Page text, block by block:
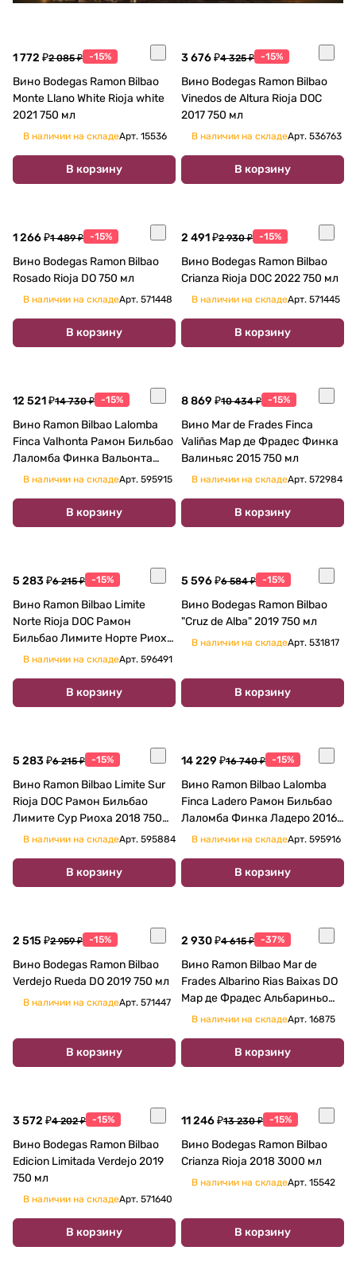
1 772 ₽2 085 ₽ -15%
Вино Bodegas Ramon Bilbao
Monte Llano White Rioja white
2021 750 мл
В наличии на складеАрт. 15536
В корзину
3 676 ₽4 325 ₽ -15%
Вино Bodegas Ramon Bilbao
Vinedos de Altura Rioja DOC
2017 750 мл
В наличии на складеАрт. 536763
В корзину
1 266 ₽1 489 ₽ -15%
Вино Bodegas Ramon Bilbao
Rosado Rioja DO 750 мл
В наличии на складеАрт. 571448
В корзину
2 491 ₽2 930 ₽ -15%
Вино Bodegas Ramon Bilbao
Crianza Rioja DOC 2022 750 мл
В наличии на складеАрт. 571445
В корзину
12 521 ₽14 730 ₽ -15%
Вино Ramon Bilbao Lalomba
Finca Valhonta Рамон Бильбао
Лаломба Финка Вальонта
2019 750 мл
В наличии на складеАрт. 595915
В корзину
8 869 ₽10 434 ₽ -15%
Вино Mar de Frades Finca
Valiñas Мар де Фрадес Финка
Валиньяс 2015 750 мл
В наличии на складеАрт. 572984
В корзину
5 283 ₽6 215 ₽ -15%
Вино Ramon Bilbao Limite
Norte Rioja DOC Рамон
Бильбао Лимите Норте Риоха
2018 750 мл
В наличии на складеАрт. 596491
В корзину
5 596 ₽6 584 ₽ -15%
Вино Bodegas Ramon Bilbao
"Cruz de Alba" 2019 750 мл
В наличии на складеАрт. 531817
В корзину
5 283 ₽6 215 ₽ -15%
Вино Ramon Bilbao Limite Sur
Rioja DOC Рамон Бильбао
Лимите Сур Риоха 2018 750
млВ наличии на складеАрт. 595884
В корзину
14 229 ₽16 740 ₽ -15%
Вино Ramon Bilbao Lalomba
Finca Ladero Рамон Бильбао
Лаломба Финка Ладеро 2016
750 мл
В наличии на складеАрт. 595916
В корзину
2 515 ₽2 959 ₽ -15%
Вино Bodegas Ramon Bilbao
Verdejo Rueda DO 2019 750 мл
В наличии на складеАрт. 571447
В корзину
2 930 ₽4 615 ₽ -37%
Вино Ramon Bilbao Mar de
Frades Albarino Rias Baixas DO
Мар де Фрадес Альбариньо
2025 750 мл
В наличии на складеАрт. 16875
В корзину
3 572 ₽4 202 ₽ -15%
Вино Bodegas Ramon Bilbao
Edicion Limitada Verdejo 2019
750 мл
В наличии на складеАрт. 571640
В корзину
11 246 ₽13 230 ₽ -15%
Вино Bodegas Ramon Bilbao
Crianza Rioja 2018 3000 мл
В наличии на складеАрт. 15542
В корзину